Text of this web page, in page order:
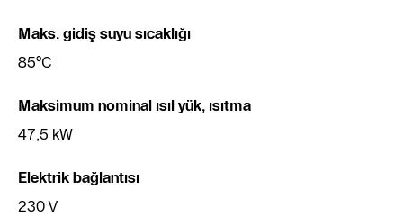
Maks. gidiş suyu sıcaklığı
85°C
Maksimum nominal ısıl yük, ısıtma
47,5 kW
Elektrik bağlantısı
230 V